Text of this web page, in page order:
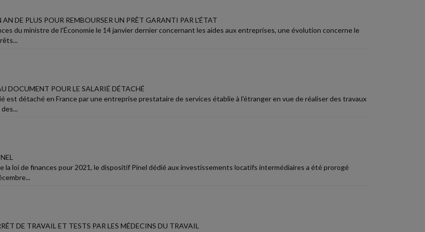
DE PLUS POUR REMBOURSER UN PRÊT GARANTI PAR L'ÉTAT
du ministre de l'Économie le 14 janvier dernier concernant les aides aux entreprises, une évolution concerne le
DOCUMENT POUR LE SALARIÉ DÉTACHÉ
est détaché en France par une entreprise prestataire de services établie à l'étranger en vue de réaliser des travaux
la loi de finances pour 2021, le dispositif Pinel dédié aux investissements locatifs intermédiaires a été prorogé
DE TRAVAIL ET TESTS PAR LES MÉDECINS DU TRAVAIL